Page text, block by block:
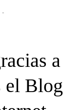
-
a
el Blog